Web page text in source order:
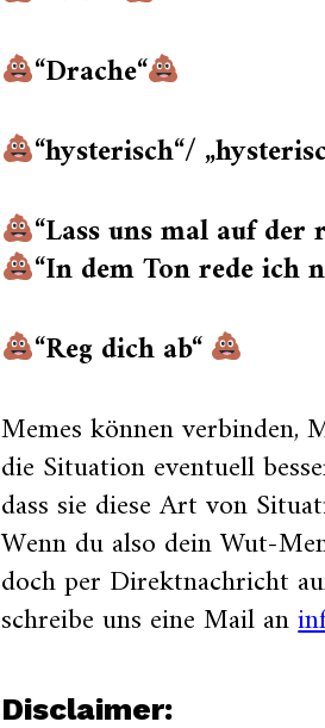
“Drache“
“hysterisch“/
“Lass uns mal auf der
“In dem Ton rede ich
“Reg dich ab“
Memes können verbinden,
die Situation eventuell
dass sie diese Art von
Wenn du also dein Wut-
doch per Direktnachricht
schreibe uns eine Mail an
Disclaimer: